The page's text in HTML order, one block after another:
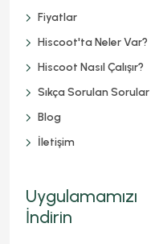
Fiyatlar
Hiscoot'ta Neler Var?
Hiscoot Nasıl Çalışır?
Sıkça Sorulan Sorular
Blog
İletişim
Uygulamamızı
İndirin